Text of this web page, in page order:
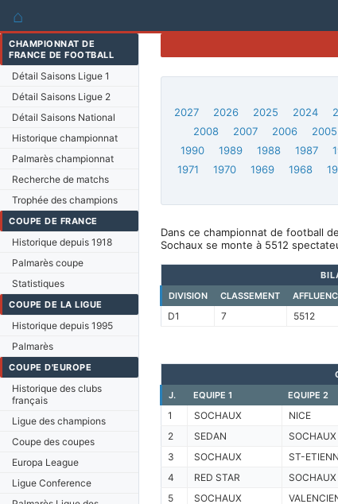
⌂
CHAMPIONNAT DE
FRANCE DE FOOTBALL
Détail Saisons Ligue 1
Détail Saisons Ligue 2
Détail Saisons National
Historique championnat
Palmarès championnat
Recherche de matchs
Trophée des champions
COUPE DE FRANCE
Historique depuis 1918
Palmarès coupe
Statistiques
COUPE DE LA LIGUE
Historique depuis 1995
Palmarès
COUPE D'EUROPE
Historique des clubs
français
Ligue des champions
Coupe des coupes
Europa League
Ligue Conference
2027
2026 2025 2024
2008
2007 2006 2005
1990
1989 1988 1987
1971
1970 1969 1968
Dans ce championnat de football
Sochaux se monte à 5512
DIVISION
CLASSEMENT
D1 7 5512
J.
EQUIPE 1 EQUIPE 2
1 SOCHAUX NICE
2
SEDAN SOCHAUX
3
SOCHAUX ST-
4
RED STAR SOCHAUX
5
SOCHAUX